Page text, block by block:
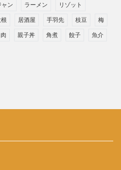
ン ラーメン リゾット
居酒屋 手羽先 枝豆 梅
肉 親子丼 角煮 餃子 魚介